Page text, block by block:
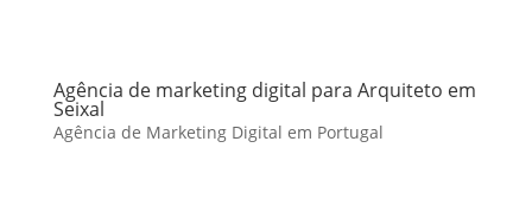
Agência de marketing digital para Arquiteto em
Seixal
Agência de Marketing Digital em Portugal